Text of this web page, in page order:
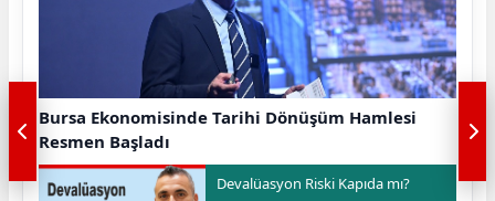
Bursa Ekonomisinde Tarihi Dönüşüm Hamlesi
Resmen Başladı
Devalüasyon Riski Kapıda mı?